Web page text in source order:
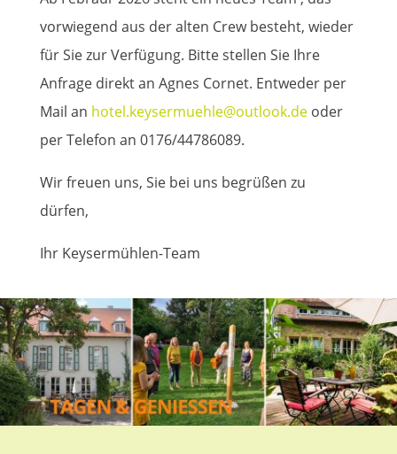
vorwiegend aus der alten Crew besteht, wieder
für Sie zur Verfügung. Bitte stellen Sie Ihre
Anfrage direkt an Agnes Cornet. Entweder per
Mail an hotel.keysermuehle@outlook.deoder
per Telefon an 0176/44786089.
Wir freuen uns, Sie bei uns begrüßen zu
dürfen,
Ihr Keysermühlen-Team